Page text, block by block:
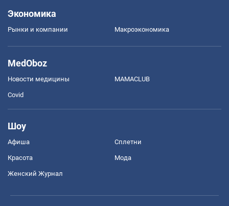
Экономика
Рынки и компании Mакроэкономика
MedOboz
Новости медицины MAMACLUB
Covid
Шоу
Афиша Сплетни
Красота Мода
Женский Журнал